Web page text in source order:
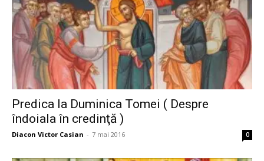
Predica la Duminica Tomei ( Despre
îndoiala în credinţă )
Diacon Victor Casian - 7 mai 2016 0